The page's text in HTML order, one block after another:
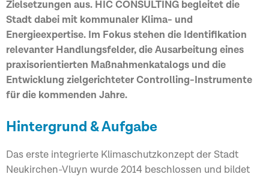
Zielsetzungen aus. HIC CONSULTING begleitet die
Stadt dabei mit kommunaler Klima- und
Energieexpertise. Im Fokus stehen die Identifikation
relevanter Handlungsfelder, die Ausarbeitung eines
praxisorientierten Maßnahmenkatalogs und die
Entwicklung zielgerichteter Controlling-Instrumente
für die kommenden Jahre.
Hintergrund & Aufgabe
Das erste integrierte Klimaschutzkonzept der Stadt
Neukirchen-Vluyn wurde 2014 beschlossen und bildet